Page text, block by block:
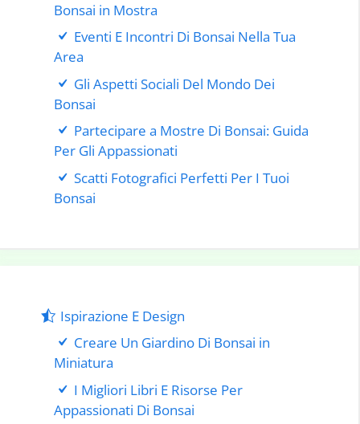
Bonsai in Mostra
Eventi E Incontri Di Bonsai Nella Tua
Area
Gli Aspetti Sociali Del Mondo Dei
Bonsai
Partecipare a Mostre Di Bonsai: Guida
Per Gli Appassionati
Scatti Fotografici Perfetti Per I Tuoi
Bonsai
Ispirazione E Design
Creare Un Giardino Di Bonsai in
Miniatura
I Migliori Libri E Risorse Per
Appassionati Di Bonsai